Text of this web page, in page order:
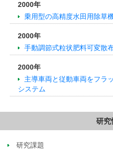
2000年
乗用型の高精度水田用除草
2000年
手動調節式粒状肥料可変散
2000年
主導車両と従動車両をフラ
システム
研究
研究課題